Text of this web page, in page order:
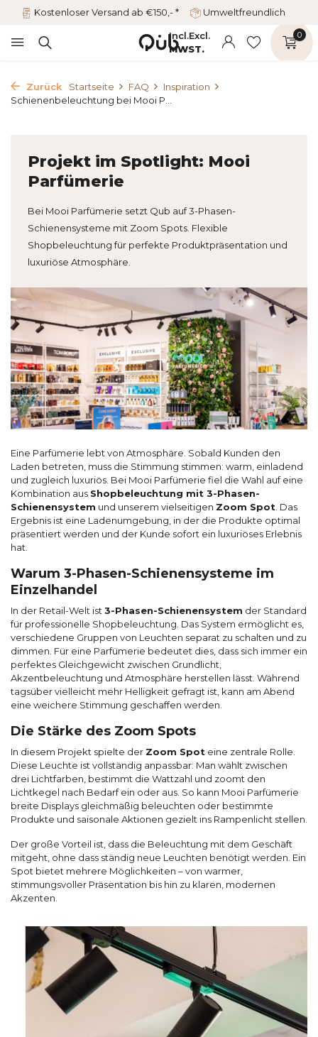
Kostenloser Versand ab €150,- * Umweltfreundlich
Incl.Excl.
MWST.
0
Zurück Startseite FAQ
Inspiration
Schienenbeleuchtung bei Mooi P...
Projekt im Spotlight: Mooi
Parfümerie
Bei Mooi Parfümerie setzt Qub auf 3-Phasen-
Schienensysteme mit Zoom Spots. Flexible
Shopbeleuchtung für perfekte Produktpräsentation und
luxuriöse Atmosphäre.
Eine Parfümerie lebt von Atmosphäre. Sobald Kunden den
Laden betreten, muss die Stimmung stimmen: warm, einladend
und zugleich luxuriös. Bei Mooi Parfümerie fiel die Wahl auf eine
Kombination aus Shopbeleuchtung mit 3-Phasen-
Schienensystem und unserem vielseitigen Zoom Spot . Das
Ergebnis ist eine Ladenumgebung, in der die Produkte optimal
präsentiert werden und der Kunde sofort ein luxuriöses Erlebnis
hat.
Warum 3-Phasen-Schienensysteme im
Einzelhandel
In der Retail-Welt ist 3-Phasen-Schienensystem der Standard
für professionelle Shopbeleuchtung. Das System ermöglicht es,
verschiedene Gruppen von Leuchten separat zu schalten und zu
dimmen. Für eine Parfümerie bedeutet dies, dass sich immer ein
perfektes Gleichgewicht zwischen Grundlicht,
Akzentbeleuchtung und Atmosphäre herstellen lässt. Während
tagsüber vielleicht mehr Helligkeit gefragt ist, kann am Abend
eine weichere Stimmung geschaffen werden.
Die Stärke des Zoom Spots
In diesem Projekt spielte der Zoom Spot eine zentrale Rolle.
Diese Leuchte ist vollständig anpassbar: Man wählt zwischen
drei Lichtfarben, bestimmt die Wattzahl und zoomt den
Lichtkegel nach Bedarf ein oder aus. So kann Mooi Parfümerie
breite Displays gleichmäßig beleuchten oder bestimmte
Produkte und saisonale Aktionen gezielt ins Rampenlicht stellen.
Der große Vorteil ist, dass die Beleuchtung mit dem Geschäft
mitgeht, ohne dass ständig neue Leuchten benötigt werden. Ein
Spot bietet mehrere Möglichkeiten – von warmer,
stimmungsvoller Präsentation bis hin zu klaren, modernen
Akzenten.